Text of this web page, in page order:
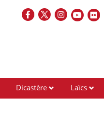
Dicastère Laïcs